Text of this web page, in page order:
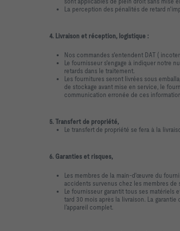
La perception des pénalités de retard
4. Livraison et réception, logistique :
Nos commandes s'entendent DAT (
Le fournisseur s'engage à indiquer notre
retards dans le traitement.
Les fournitures seront livrées sous
de stockage avant mise en service, le
communication erronée de ces
5. Transfert de propriété,
Le transfert de propriété se fera à la
6. Garanties et risques,
Les membres de la main-d'œuvre du
accidents survenus chez les membres
Le fournisseur garantit tous ses
tard 30 mois après la livraison. La
l’appareil complet.